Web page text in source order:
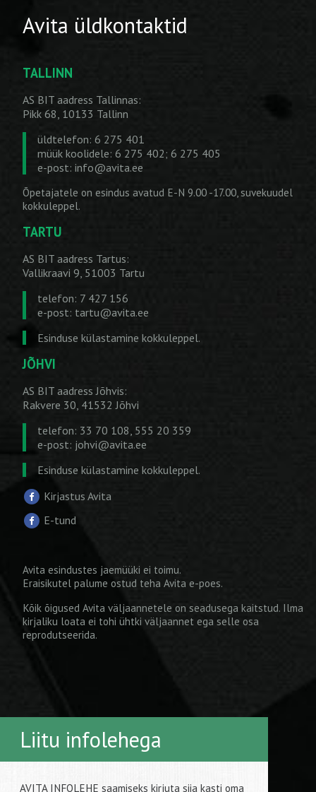
Avita üldkontaktid
TALLINN
AS BIT aadress Tallinnas:
Pikk 68, 10133 Tallinn
üldtelefon: 6 275 401
müük koolidele: 6 275 402; 6 275 405
e-post: info@avita.ee
Õpetajatele on esindus avatud E-N 9.00 -17.00, suvekuudel
kokkuleppel.
TARTU
AS BIT aadress Tartus:
Vallikraavi 9, 51003 Tartu
telefon: 7 427 156
e-post: tartu@avita.ee
Esinduse külastamine kokkuleppel.
JÕHVI
AS BIT aadress Jõhvis:
Rakvere 30, 41532 Jõhvi
telefon: 33 70 108, 555 20 359
e-post: johvi@avita.ee
Esinduse külastamine kokkuleppel.
Kirjastus Avita
E-tund
Avita esindustes jaemüüki ei toimu.
Eraisikutel palume ostud teha Avita e-poes.
Kõik õigused Avita väljaannetele on seadusega kaitstud. Ilma
kirjaliku loata ei tohi ühtki väljaannet ega selle osa
reprodutseerida.
Liitu infolehega
AVITA INFOLEHE saamiseks kirjuta siia kasti oma